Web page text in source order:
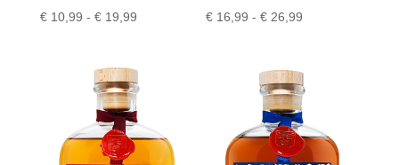
€10,99 - €19,99Prijsklasse:
€ 19,99
€ 16,99 - € 26,99
€ 26,99